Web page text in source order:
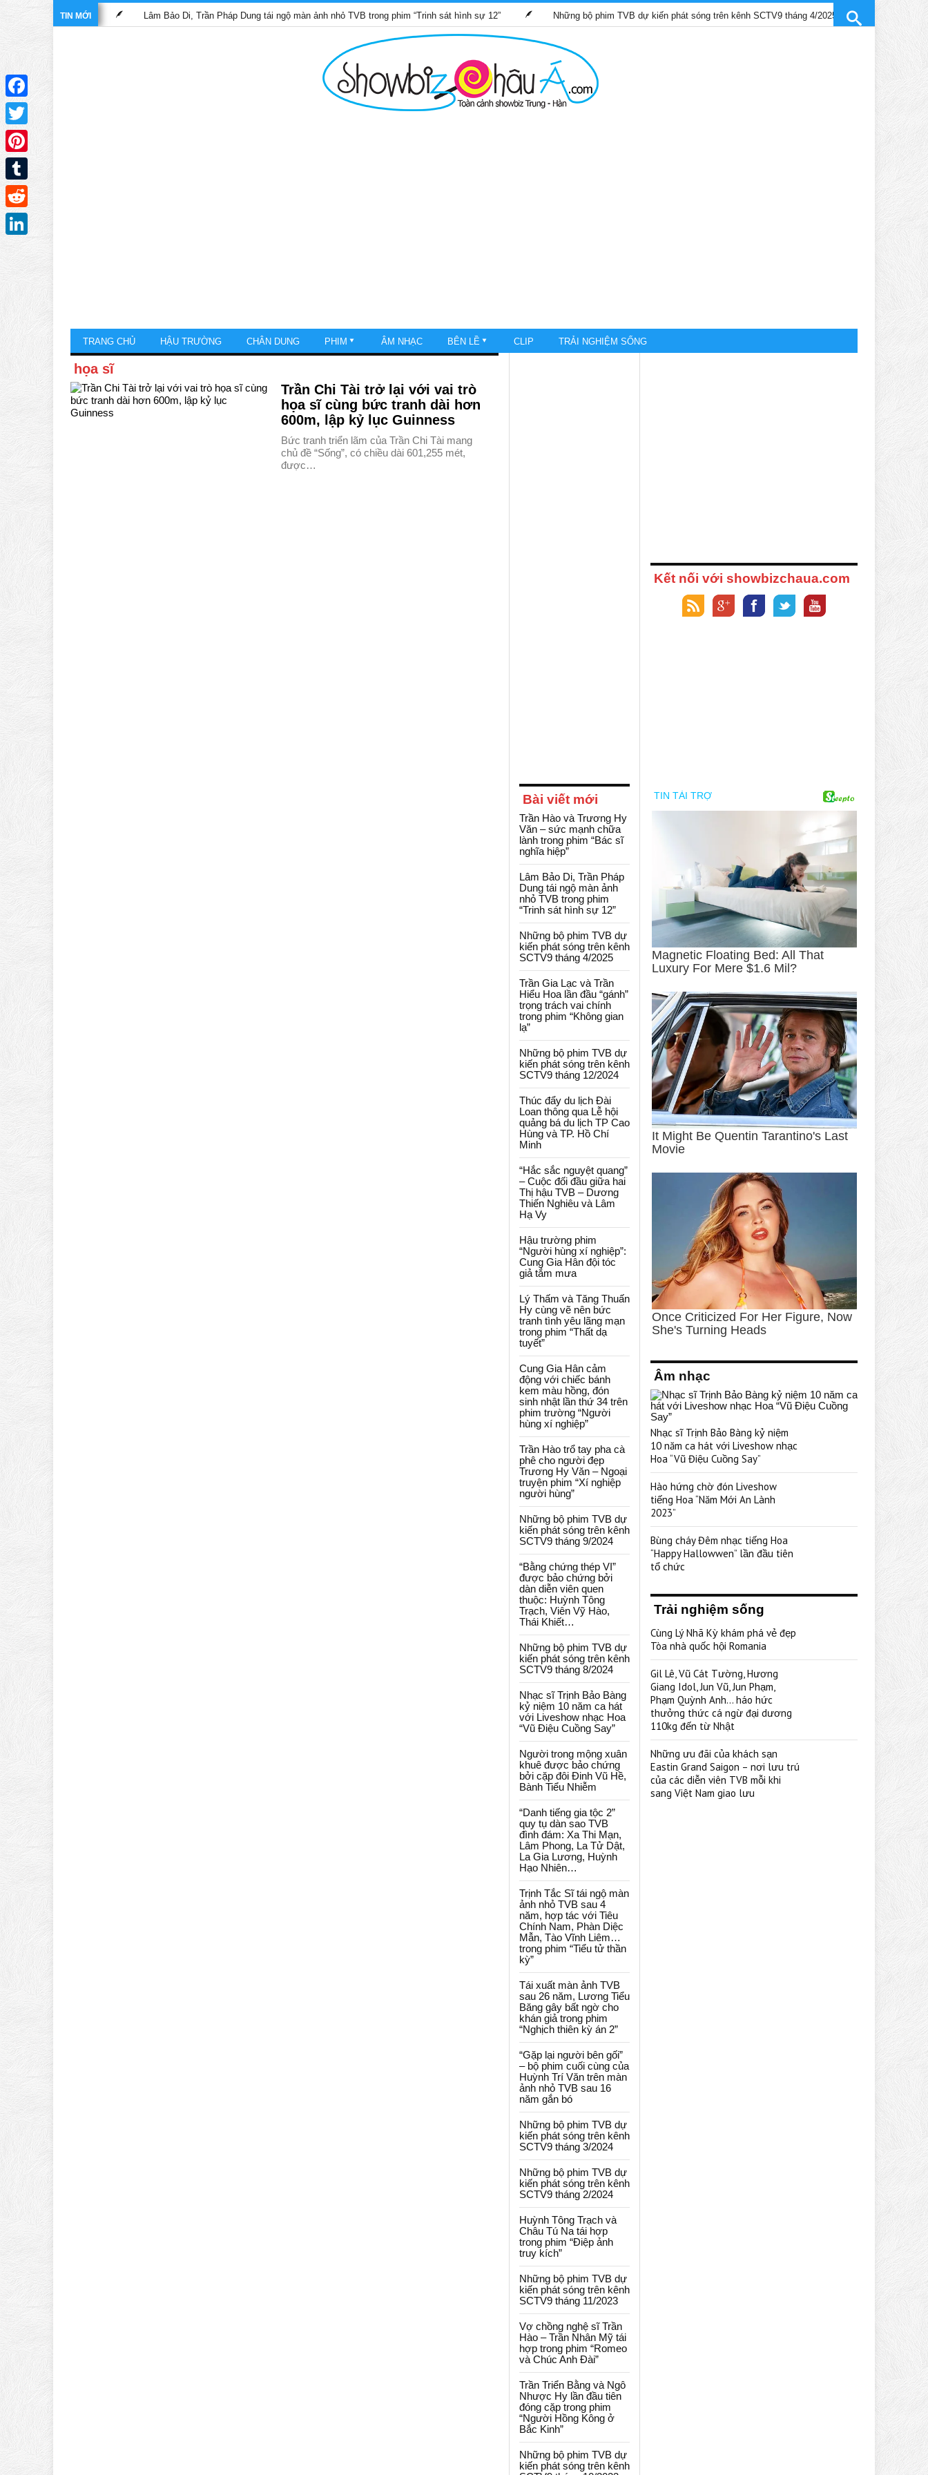
TIN MỚI Lâm Bảo Di, Trần Pháp Dung tái ngộ màn ảnh nhỏ TVB trong phim “Trinh sát hình sự 12” Những bộ phim TVB dự kiến phát sóng trên kênh SCTV9 tháng 4/2025 Trần Gia Lạc và
TRANG CHỦ HẬU TRƯỜNG CHÂN DUNG PHIM ÂM NHẠC BÊN LỀ CLIP TRẢI NGHIỆM SỐNG
họa sĩ
Trần Chi Tài trở lại với vai trò
họa sĩ cùng bức tranh dài hơn
600m, lập kỷ lục Guinness
Bức tranh triển lãm của Trần Chi Tài mang
chủ đề “Sống”, có chiều dài 601,255 mét,
được…
Bài viết mới
Trần Hào và Trương Hy
Văn – sức mạnh chữa
lành trong phim “Bác sĩ
nghĩa hiệp”
Lâm Bảo Di, Trần Pháp
Dung tái ngộ màn ảnh
nhỏ TVB trong phim
“Trinh sát hình sự 12”
Những bộ phim TVB dự
kiến phát sóng trên kênh
SCTV9 tháng 4/2025
Trần Gia Lạc và Trần
Hiểu Hoa lần đầu “gánh”
trọng trách vai chính
trong phim “Không gian
lạ”
Những bộ phim TVB dự
kiến phát sóng trên kênh
SCTV9 tháng 12/2024
Thúc đẩy du lịch Đài
Loan thông qua Lễ hội
quảng bá du lịch TP Cao
Hùng và TP. Hồ Chí
Minh
“Hắc sắc nguyệt quang”
– Cuộc đối đầu giữa hai
Thị hậu TVB – Dương
Thiến Nghiêu và Lâm
Hạ Vy
Hậu trường phim
“Người hùng xí nghiệp”:
Cung Gia Hân đội tóc
giả tắm mưa
Lý Thấm và Tăng Thuấn
Hy cùng vẽ nên bức
tranh tình yêu lãng mạn
trong phim “Thất dạ
tuyết”
Cung Gia Hân cảm
động với chiếc bánh
kem màu hồng, đón
sinh nhật lần thứ 34 trên
phim trường “Người
hùng xí nghiệp”
Trần Hào trổ tay pha cà
phê cho người đẹp
Trương Hy Văn – Ngoại
truyện phim “Xí nghiệp
người hùng”
Những bộ phim TVB dự
kiến phát sóng trên kênh
SCTV9 tháng 9/2024
“Bằng chứng thép VI”
được bảo chứng bởi
dàn diễn viên quen
thuộc: Huỳnh Tông
Trạch, Viên Vỹ Hào,
Thái Khiết…
Những bộ phim TVB dự
kiến phát sóng trên kênh
SCTV9 tháng 8/2024
Nhạc sĩ Trịnh Bảo Bàng
kỷ niệm 10 năm ca hát
với Liveshow nhạc Hoa
“Vũ Điệu Cuồng Say”
Người trong mộng xuân
khuê được bảo chứng
bởi cặp đôi Đinh Vũ Hề,
Bành Tiểu Nhiễm
“Danh tiếng gia tộc 2”
quy tụ dàn sao TVB
đình đám: Xa Thi Mạn,
Lâm Phong, La Tử Dật,
La Gia Lương, Huỳnh
Hạo Nhiên…
Trịnh Tắc Sĩ tái ngộ màn
ảnh nhỏ TVB sau 4
năm, hợp tác với Tiêu
Chính Nam, Phàn Diệc
Mẫn, Tào Vĩnh Liêm…
trong phim “Tiểu tử thần
kỳ”
Tái xuất màn ảnh TVB
sau 26 năm, Lương Tiểu
Băng gây bất ngờ cho
khán giả trong phim
“Nghịch thiên kỳ án 2”
“Gặp lại người bên gối”
– bộ phim cuối cùng của
Huỳnh Trí Văn trên màn
ảnh nhỏ TVB sau 16
năm gắn bó
Những bộ phim TVB dự
kiến phát sóng trên kênh
SCTV9 tháng 3/2024
Những bộ phim TVB dự
kiến phát sóng trên kênh
SCTV9 tháng 2/2024
Huỳnh Tông Trạch và
Châu Tú Na tái hợp
trong phim “Điệp ảnh
truy kích”
Những bộ phim TVB dự
kiến phát sóng trên kênh
SCTV9 tháng 11/2023
Vợ chồng nghệ sĩ Trần
Hào – Trần Nhân Mỹ tái
hợp trong phim “Romeo
và Chúc Anh Đài”
Trần Triển Bằng và Ngô
Nhược Hy lần đầu tiên
đóng cặp trong phim
“Người Hồng Kông ở
Bắc Kinh”
Những bộ phim TVB dự
kiến phát sóng trên kênh
Kết nối với showbizchaua.com
Âm nhạc
Nhạc sĩ Trịnh Bảo Bàng kỷ niệm
10 năm ca hát với Liveshow nhạc
Hoa “Vũ Điệu Cuồng Say”
Hào hứng chờ đón Liveshow
tiếng Hoa “Năm Mới An Lành
2023”
Bùng cháy Đêm nhạc tiếng Hoa
“Happy Hallowwen” lần đầu tiên
tổ chức
Trải nghiệm sống
Cùng Lý Nhã Kỳ khám phá vẻ đẹp
Tòa nhà quốc hội Romania
Gil Lê, Vũ Cát Tường, Hương
Giang Idol, Jun Vũ, Jun Phạm,
Phạm Quỳnh Anh… háo hức
thưởng thức cá ngừ đại dương
110kg đến từ Nhật
Những ưu đãi của khách sạn
Eastin Grand Saigon – nơi lưu trú
của các diễn viên TVB mỗi khi
sang Việt Nam giao lưu
Facebook
Twitter
Pinterest
Tumblr
Reddit